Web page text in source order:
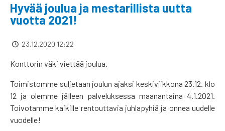
Hyvää joulua ja mestarillista uutta
vuotta 2021!
23.12.2020 12:22
Konttorin väki viettää joulua.
Toimistomme suljetaan joulun ajaksi keskiviikkona 23.12. klo
12 ja olemme jälleen palveluksessa maanantaina 4.1.2021.
Toivotamme kaikille rentouttavia juhlapyhiä ja onnea uudelle
vuodelle!